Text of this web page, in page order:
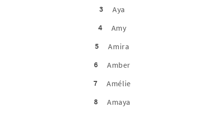
3
Aya
4
Amy
5
Amira
6
Amber
7
Amélie
8
Amaya